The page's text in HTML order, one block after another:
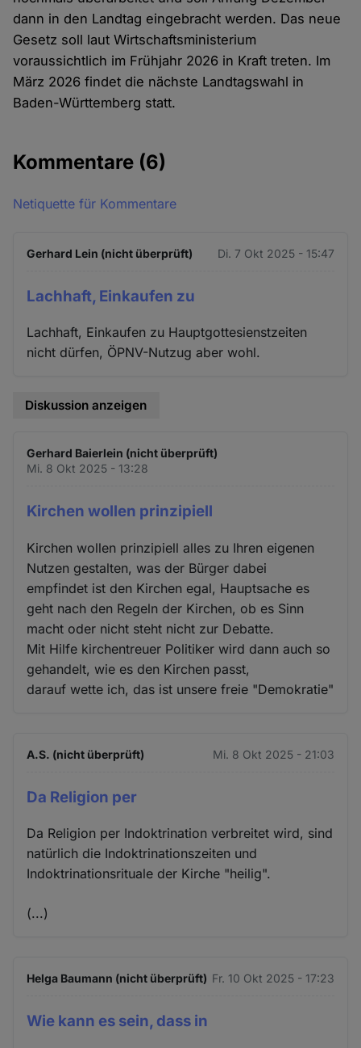
dann in den Landtag eingebracht werden. Das neue
Gesetz soll laut Wirtschaftsministerium
voraussichtlich im Frühjahr 2026 in Kraft treten. Im
März 2026 findet die nächste Landtagswahl in
Baden-Württemberg statt.
Kommentare (6)
Netiquette für Kommentare
Gerhard Lein (nicht überprüft) Di. 7 Okt 2025 - 15:47
Lachhaft, Einkaufen zu
Lachhaft, Einkaufen zu Hauptgottesienstzeiten
nicht dürfen, ÖPNV-Nutzug aber wohl.
Diskussion anzeigen
Gerhard Baierlein (nicht überprüft)
Mi. 8 Okt 2025 - 13:28
Kirchen wollen prinzipiell
Kirchen wollen prinzipiell alles zu Ihren eigenen
Nutzen gestalten, was der Bürger dabei
empfindet ist den Kirchen egal, Hauptsache es
geht nach den Regeln der Kirchen, ob es Sinn
macht oder nicht steht nicht zur Debatte.
Mit Hilfe kirchentreuer Politiker wird dann auch so
gehandelt, wie es den Kirchen passt,
darauf wette ich, das ist unsere freie "Demokratie"
A.S. (nicht überprüft) Mi. 8 Okt 2025 - 21:03
Da Religion per
Da Religion per Indoktrination verbreitet wird, sind
natürlich die Indoktrinationszeiten und
Indoktrinationsrituale der Kirche "heilig".
(...)
Helga Baumann (nicht überprüft) Fr. 10 Okt 2025 - 17:23
Wie kann es sein, dass in